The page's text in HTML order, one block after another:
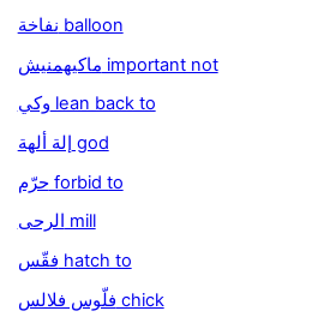
نفاخة balloon
ماكيهمنيش important not
وكي lean back to
إلة ألهة god
حرّم forbid to
الرحى mill
فقّس hatch to
فلّوس فلالس chick